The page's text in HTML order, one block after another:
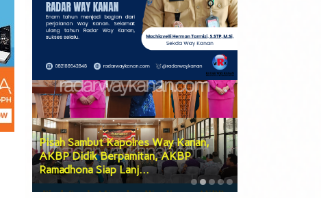
Pisah Sambut Kapolres Way Kanan,
AKBP Didik Berpamitan, AKBP
Ramadhona Siap Lanj…